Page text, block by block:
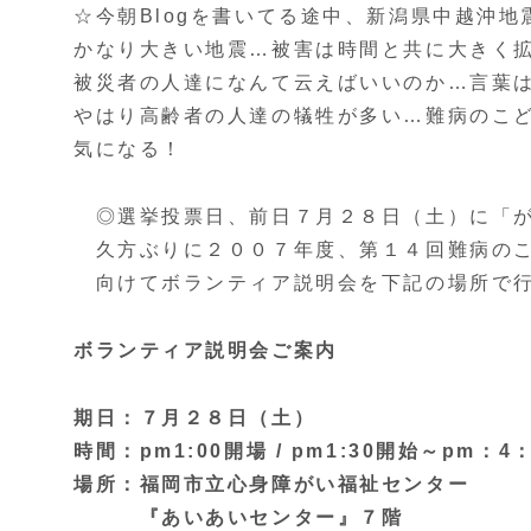
☆今朝Blogを書いてる途中、新潟県中越沖地
かなり大きい地震…被害は時間と共に大きく
被災者の人達になんて云えばいいのか…言葉
やはり高齢者の人達の犠牲が多い…難病のこ
気になる！
◎選挙投票日、前日７月２８日（土）に「
久方ぶりに２００７年度、第１４回難病の
向けてボランティア説明会を下記の場所で
ボランティア説明会ご案内
期日：７月２８日（土）
時間：pm1:00開場 / pm1:30開始～pm：4
場所：福岡市立心身障がい福祉センター
『あいあいセンター』７階